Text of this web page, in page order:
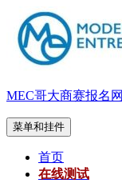
至
内
MEC哥大商赛报名网
菜单和挂件
首页
在线测试